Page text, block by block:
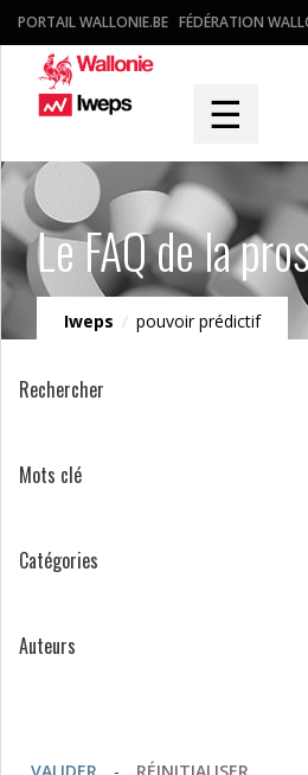
PORTAIL WALLONIE.BE FÉDÉRATION
☰
Le FAQ de la
Iweps / pouvoir prédictif
Rechercher
Mots clé
Catégories
Auteurs